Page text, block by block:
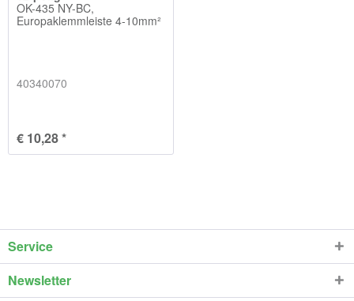
OK-435 NY-BC,
Europaklemmleiste 4-10mm²
40340070
€ 10,28 *
Service
Newsletter